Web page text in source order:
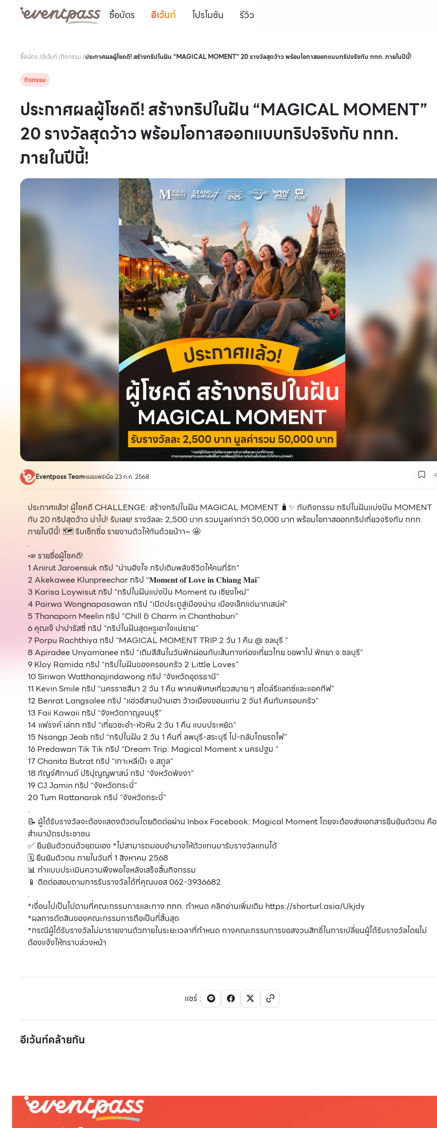
ซื้อบัตร อีเว้นท์ โปรโมชัน รีวิว
ซื้อบัตร /อีเว้นท์/กิจกรรม/ประกาศผลผู้โชคดี! สร้างทริปในฝัน “MAGICAL MOMENT” 20 รางวัลสุดว้าว พร้อมโอกาสออกแบบทริปจริงกับ ททท. ภายในปีนี้!
กิจกรรม
ประกาศผลผู้โชคดี! สร้างทริปในฝัน “MAGICAL MOMENT”
20 รางวัลสุดว้าว พร้อมโอกาสออกแบบทริปจริงกับ ททท.
ภายในปีนี้!
Eventpass Teamเผยแพร่เมื่อ 23 ก.ค. 2568
ประกาศแล้ว! ผู้โชคดี CHALLENGE: สร้างทริปในฝัน MAGICAL MOMENT 🧳✨ กับกิจกรรม ทริปในฝันแบ่งปัน MOMENT
กับ 20 ทริปสุดว้าว น่าไป! รับเลย! รางวัลละ 2,500 บาท รวมมูลค่ากว่า 50,000 บาท พร้อมโอกาสออกทริปเที่ยวจริงกับ ททท.
ภายในปีนี้! 🗺️ รีบเช็กชื่อ รายงานตัวให้ทันด้วยน้าา~ 🤩
.
📣 รายชื่อผู้โชคดี!
1 Anirut Jaroensuk ทริป “น่านอิงใจ ทริปเติมพลังชีวิตให้คนที่รัก”
2 Akekawee Klunpreechar ทริป “𝐌𝐨𝐦𝐞𝐧𝐭 𝐨𝐟 𝐋𝐨𝐯𝐞 𝐢𝐧 𝐂𝐡𝐢𝐚𝐧𝐠 𝐌𝐚𝐢”
3 Karisa Loywisut ทริป “ทริปในฝันแบ่งปัน Moment ณ เชียงใหม่”
4 Pairwa Wongnapasawan ทริป “เปิดประตูสู่เมืองน่าน เมืองเล็กแต่มากเสน่ห์”
5 Thanaporn Meelin ทริป “Chill & Charm in Chanthaburi”
6 คุณเจ๊ ปาปารัสซี่ ทริป “ทริปในฝันสุดหรูเอาใจแม่ยาย”
7 Porpu Rachthiya ทริป “MAGICAL MOMENT TRIP 2 วัน 1 คืน @ ชลบุรี ”
8 Apiradee Unyamanee ทริป “เติมสีสันในวันพักผ่อนกับเส้นทางท่องเที่ยวไทย ขอพาไป พัทยา จ.ชลบุรี”
9 Kloy Ramida ทริป “ทริปในฝันของครอบครัว 2 Little Loves”
10 Siriwan Watthanajindawong ทริป “จังหวัดอุดรธานี”
11 Kevin Smile ทริป “นครราชสีมา 2 วัน 1 คืน พาคนพิเศษเที่ยวสบาย ๆ สไตล์รีแลกซ์และแอคทีฟ”
12 Benrat Langsalee ทริป “แอ่วอีสานบ้านเฮา ว้าวเมืองขอนแก่น 2 วัน1 คืนกับครอบครัว”
13 Faii Kawaii ทริป “จังหวัดกาญจนบุรี”
14 แฟรงค์ เล่กก ทริป “เที่ยวชะอำ-หัวหิน 2 วัน 1 คืน แบบประหยัด”
15 Nsangp Jeab ทริป “ทริปในฝัน 2 วัน 1 คืนที่ ลพบุรี-สระบุรี ไป-กลับโดยรถไฟ”
16 Predawan Tik Tik ทริป “Dream Trip: Magical Moment x นครปฐม ”
17 Chanita Butrat ทริป “เกาะหลีเป๊ะ จ.สตูล”
18 กัญจ์ศิกานต์ ปริปุญญพาสน์ ทริป “จังหวัดพังงา”
19 CJ Jamin ทริป “จังหวัดกระบี่”
20 Tum Rattanarak ทริป “จังหวัดกระบี่”
.
📝 ผู้ได้รับรางวัลจะต้องแสดงตัวตนโดยติดต่อผ่าน Inbox Facebook: Magical Moment โดยจะต้องส่งเอกสารยืนยันตัวตน คือ
สำเนาบัตรประชาชน
✅ ยืนยันตัวตนด้วยตนเอง *ไม่สามารถมอบอำนาจให้ตัวแทนมารับรางวัลแทนได้
🗓️ ยืนยันตัวตน ภายในวันที่ 1 สิงหาคม 2568
📊 ทำแบบประเมินความพึงพอใจหลังเสร็จสิ้นกิจกรรม
📱 ติดต่อสอบถามการรับรางวัลได้ที่คุณบอส 062-3936682
.
*เงื่อนไปเป็นไปตามที่คณะกรรมการและทาง ททท. กำหนด คลิกอ่านเพิ่มเติม https://shorturl.asia/Ukjdy
*ผลการตัดสินของคณะกรรมการถือเป็นที่สิ้นสุด
*กรณีผู้ได้รับรางวัลไม่มารายงานตัวภายในระยะเวลาที่กำหนด ทางคณะกรรมการขอสงวนสิทธิ์ในการเปลี่ยนผู้ได้รับรางวัลโดยไม่
ต้องแจ้งให้ทราบล่วงหน้า
แชร์:
อีเว้นท์คล้ายกัน